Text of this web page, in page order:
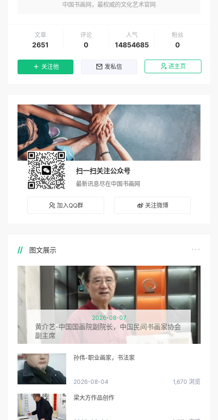
中国书画网，最权威的文化艺术官网
文章
2651
评论
0
人气
14854685
粉丝
0
关注他 发私信 进主页
扫一扫关注公众号
最新讯息尽在中国书画网
加入QQ群 关注微博
图文展示
2026-08-07
黄介艺-中国国画院副院长，中国民间书画家协会
副主席
孙伟-职业画家，书法家
2026-08-04 1,670 浏览
梁大方作品创作